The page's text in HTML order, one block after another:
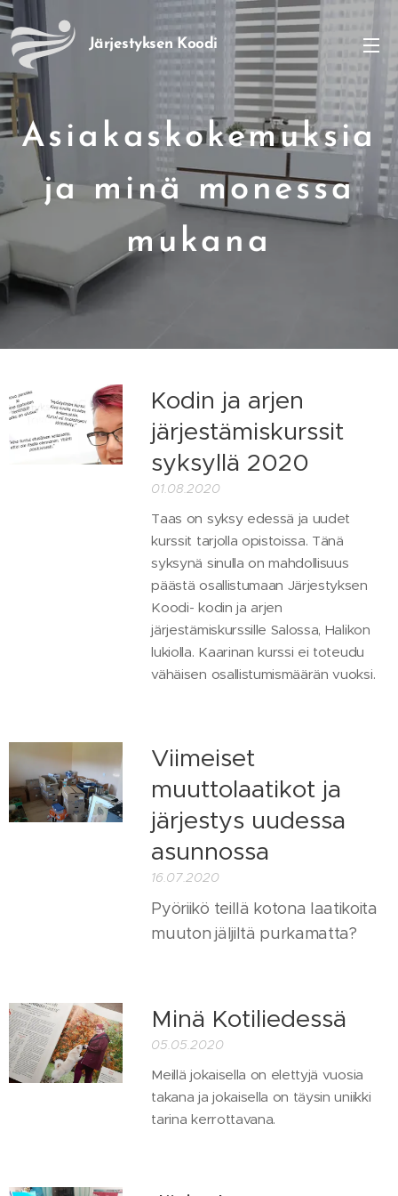
Järjestyksen Koodi
Asiakaskokemuksia
ja minä monessa
mukana
Kodin ja arjen
järjestämiskurssit
syksyllä 2020
01.08.2020
Taas on syksy edessä ja uudet
kurssit tarjolla opistoissa. Tänä
syksynä sinulla on mahdollisuus
päästä osallistumaan Järjestyksen
Koodi- kodin ja arjen
järjestämiskurssille Salossa, Halikon
lukiolla. Kaarinan kurssi ei toteudu
vähäisen osallistumismäärän vuoksi.
Viimeiset
muuttolaatikot ja
järjestys uudessa
asunnossa
16.07.2020
Pyöriikö teillä kotona laatikoita
muuton jäljiltä purkamatta?
Minä Kotiliedessä
05.05.2020
Meillä jokaisella on elettyjä vuosia
takana ja jokaisella on täysin uniikki
tarina kerrottavana.